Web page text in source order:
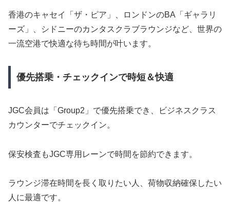
香港のキャセイ「ザ・ピア」、ロンドンのBA「ギャラリ
ーズ」、シドニーのカンタスクラブラウンジなど、世界の
一流空港で快適な待ち時間が叶います。
優先搭乗・チェックインで時短＆快適
JGC会員は「Group2」で優先搭乗でき、ビジネスクラス
カウンターでチェックイン。
保安検査もJGC専用レーンで時間を節約できます。
ラウンジ滞在時間を長く取りたい人、荷物収納確保したい
人に最適です。